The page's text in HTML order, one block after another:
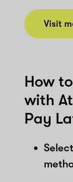
Visit
How
with
Pay